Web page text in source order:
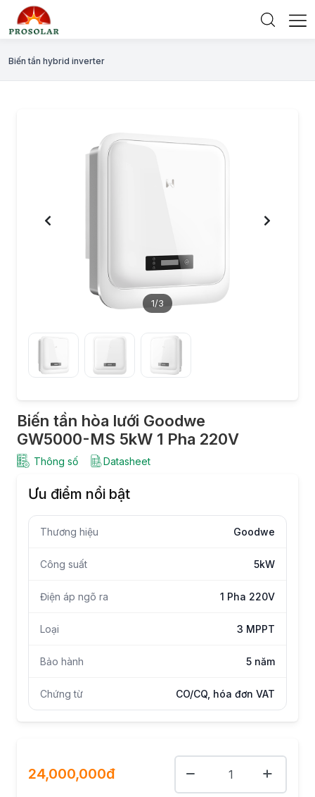
Biến tần hybrid inverter
1/3
Biến tần hòa lưới Goodwe
GW5000-MS 5kW 1 Pha 220V
Thông số Datasheet
Ưu điểm nổi bật
Thương hiệu Goodwe
Công suất 5kW
Điện áp ngõ ra 1 Pha 220V
Loại 3 MPPT
Bảo hành 5 năm
Chứng từ CO/CQ, hóa đơn VAT
24,000,000đ